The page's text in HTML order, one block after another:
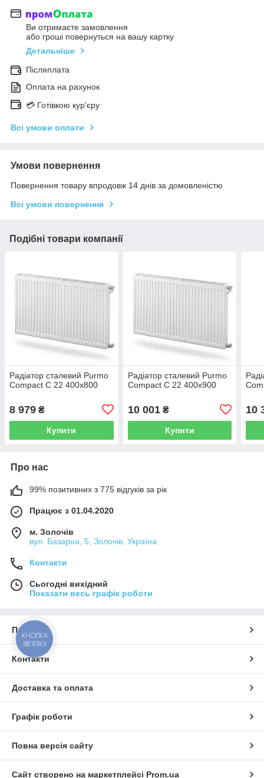
Ви отримаєте замовлення
або гроші повернуться на вашу картку
Детальніше
Післяплата
Оплата на рахунок
💳 Готівкою кур'єру
Всі умови оплати
Умови повернення
Повернення товару впродовж 14 днів за домовленістю
Всі умови повернення
Подібні товари компанії
Радіатор сталевий Purmo
Compact C 22 400x800
8 979 ₴
Купити
Радіатор сталевий Purmo
Compact C 22 400x900
10 001₴
Купити
10
Про нас
99% позитивних з 775 відгуків за рік
Працює з 01.04.2020
м. Золочів
вул. Базарна, 5, Золочів, Україна
Контакти
Сьогодні вихідний
Показати весь графік роботи
Про нас
Контакти
Доставка та оплата
Графік роботи
Повна версія сайту
Сайт створено на маркетплейсі Prom.ua
КНОПКА
ЗВ'ЯЗКУ